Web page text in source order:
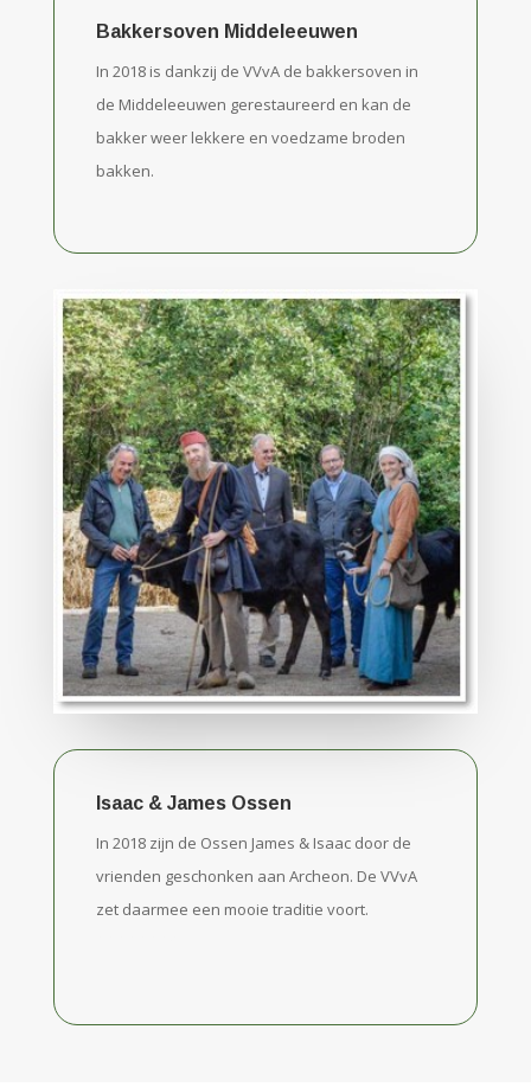
Bakkersoven Middeleeuwen
In 2018 is dankzij de VVvA de bakkersoven in
de Middeleeuwen gerestaureerd en kan de
bakker weer lekkere en voedzame broden
bakken.
Isaac & James Ossen
In 2018 zijn de Ossen James & Isaac door de
vrienden geschonken aan Archeon. De VVvA
zet daarmee een mooie traditie voort.